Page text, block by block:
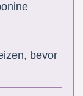
bevor